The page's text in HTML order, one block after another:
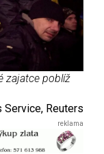
zajatce poblíž
Reuters